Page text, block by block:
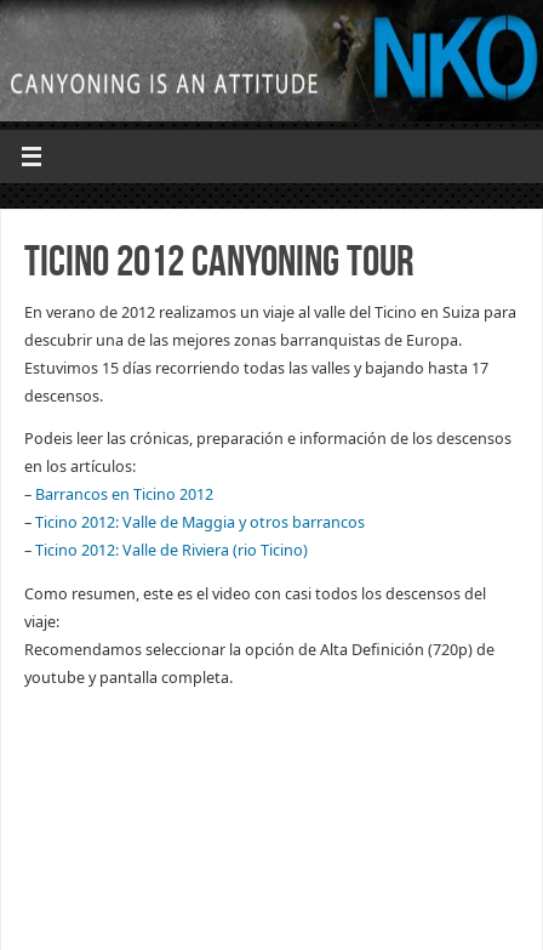
Ticino 2012 Canyoning tour
En verano de 2012 realizamos un viaje al valle del Ticino en Suiza para
descubrir una de las mejores zonas barranquistas de Europa.
Estuvimos 15 días recorriendo todas las valles y bajando hasta 17
descensos.
Podeis leer las crónicas, preparación e información de los descensos
en los artículos:
– Barrancos en Ticino 2012
–Ticino 2012: Valle de Maggia y otros barrancos
–Ticino 2012: Valle de Riviera (rio Ticino)
Como resumen, este es el video con casi todos los descensos del
viaje:
Recomendamos seleccionar la opción de Alta Definición (720p) de
youtube y pantalla completa.